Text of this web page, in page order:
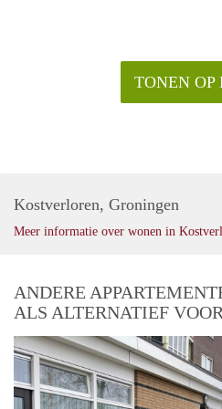
TONEN OP
Kostverloren, Groningen
Meer informatie over wonen in
ANDERE
ALS ALTERNATIEF